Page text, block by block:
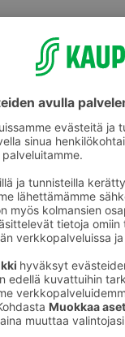
Perustuotteet leivontaan